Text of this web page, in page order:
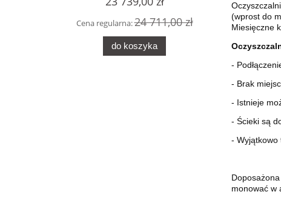
Cena regularna:24 711,00 zł
do koszyka
Cena
(wprost do
Miesięczne
-
- Brak
- Istnieje
- Ścieki są
- Wyjątkowo
monować w